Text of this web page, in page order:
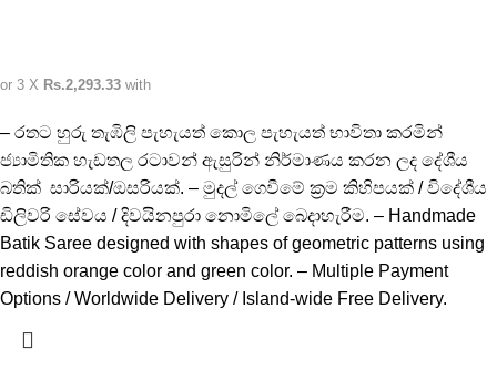
or 3 X Rs.2,293.33 with
– රතට හුරු තැඹිලි පැහැයත් කොල පැහැයත් භාවිතා කරමින්
ජ්‍යාමිතික හැඩතල රටාවන් ඇසුරින් නිර්මාණය කරන ලද දේශීය
බතික් සාරියක්/ඔසරියක්. – මුදල් ගෙවීමේ ක්‍රම කිහිපයක් / විදේශීය
ඩිලිවරි සේවය / දිවයිනපුරා නොමිලේ බෙදාහැරීම. – Handmade
Batik Saree designed with shapes of geometric patterns using
reddish orange color and green color. – Multiple Payment
Options / Worldwide Delivery / Island-wide Free Delivery.